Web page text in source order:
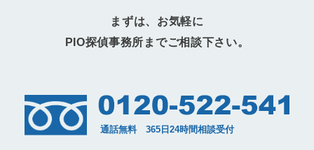
まずは、お気軽に
PIO探偵事務所までご相談下さい。